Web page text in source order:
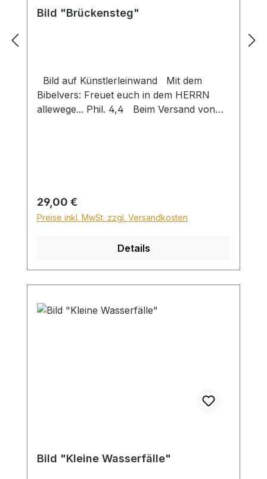
Bild "Brückensteg"
Bild auf Künstlerleinwand Mit dem
Bibelvers: Freuet euch in dem HERRN
allewege... Phil. 4,4 Beim Versand von
Sperrgutzuschlag 30€.
Regulärer Preis:
29,00 €
Preise inkl. MwSt. zzgl. Versandkosten
Details
Bild "Kleine Wasserfälle"